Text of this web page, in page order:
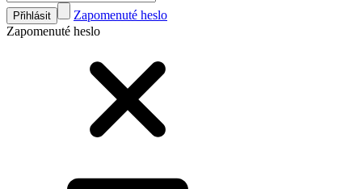
Přihlásit
Zapomenuté heslo
Zapomenuté heslo